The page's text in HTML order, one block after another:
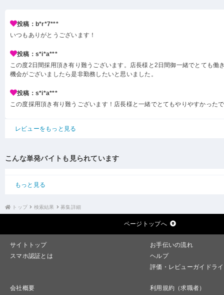
投稿：b*r*7***
いつもありがとうございます！
投稿：s*i*a***
この度2日間採用頂き有り難うございます。店長様と2日間御一緒でとても働
機会がございましたら是非勤務したいと思いました。
投稿：s*i*a***
この度採用頂き有り難うございます！店長様と一緒でとてもやりやすかった
レビューをもっと見る
こんな単発バイトも見られています
もっと見る
トップ 検索結果 募集詳細
ページトップへ
サイトトップ
お手伝いの流れ
スマホ認証とは
ヘルプ
評価・レビューガイドラ
会社概要
利用規約（求職者）